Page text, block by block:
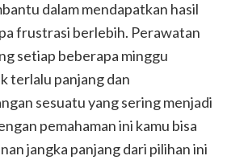
dalam mendapatkan hasil
frustrasi berlebih. Perawatan
setiap beberapa minggu
terlalu panjang dan
sesuatu yang sering menjadi
pemahaman ini kamu bisa
jangka panjang dari pilihan ini